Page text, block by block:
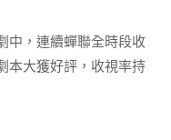
中，連續蟬聯全時段收
本大獲好評，收視率持